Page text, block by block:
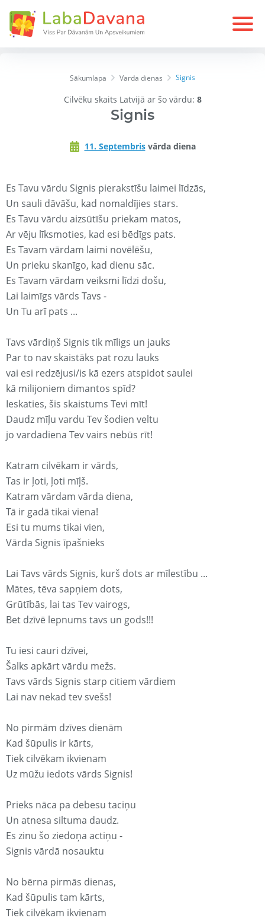
Sākumlapa Varda dienas Signis
Cilvēku skaits Latvijā ar šo vārdu: 8
Signis
11. Septembrisvārda diena
Es Tavu vārdu Signis pierakstīšu laimei līdzās,
Un sauli dāvāšu, kad nomaldījies stars.
Es Tavu vārdu aizsūtīšu priekam matos,
Ar vēju līksmoties, kad esi bēdīgs pats.
Es Tavam vārdam laimi novēlēšu,
Un prieku skanīgo, kad dienu sāc.
Es Tavam vārdam veiksmi līdzi došu,
Lai laimīgs vārds Tavs -
Un Tu arī pats ...
Tavs vārdiņš Signis tik mīligs un jauks
Par to nav skaistāks pat rozu lauks
vai esi redzējusi/is kā ezers atspidot saulei
kā milijoniem dimantos spīd?
Ieskaties, šis skaistums Tevi mīt!
Daudz mīļu vardu Tev šodien veltu
jo vardadiena Tev vairs nebūs rīt!
Katram cilvēkam ir vārds,
Tas ir ļoti, ļoti mīļš.
Katram vārdam vārda diena,
Tā ir gadā tikai viena!
Esi tu mums tikai vien,
Vārda Signis īpašnieks
Lai Tavs vārds Signis, kurš dots ar mīlestību ...
Mātes, tēva sapņiem dots,
Grūtībās, lai tas Tev vairogs,
Bet dzīvē lepnums tavs un gods!!!
Tu iesi cauri dzīvei,
Šalks apkārt vārdu mežs.
Tavs vārds Signis starp citiem vārdiem
Lai nav nekad tev svešs!
No pirmām dzīves dienām
Kad šūpulis ir kārts,
Tiek cilvēkam ikvienam
Uz mūžu iedots vārds Signis!
Prieks nāca pa debesu taciņu
Un atnesa siltuma daudz.
Es zinu šo ziedoņa actiņu -
Signis vārdā nosauktu
No bērna pirmās dienas,
Kad šūpulis tam kārts,
Tiek cilvēkam ikvienam